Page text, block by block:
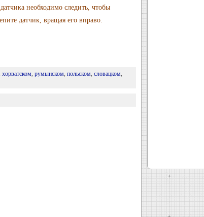
необходимо следить, чтобы
датчик, вращая его вправо.
хорватском, румынском, польском, словацком,